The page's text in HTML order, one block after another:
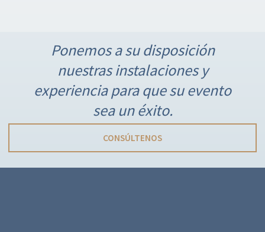
Ponemos a su disposición
nuestras instalaciones y
experiencia para que su evento
sea un éxito.
CONSÚLTENOS